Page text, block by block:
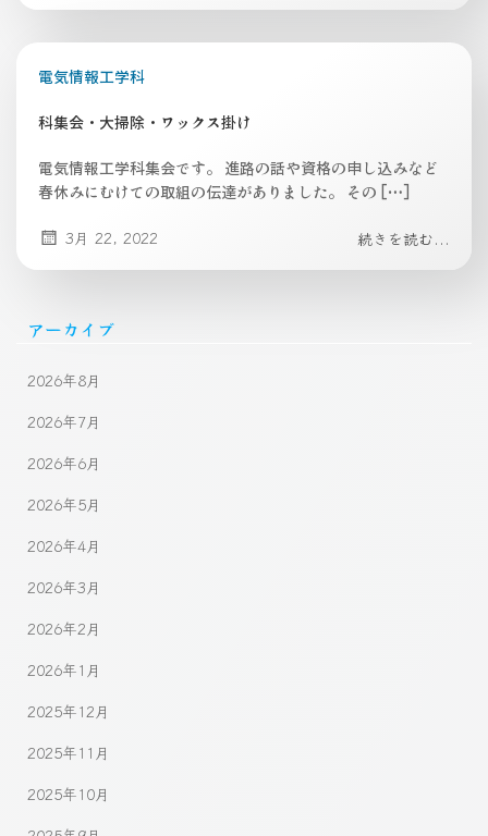
電気情報工学科
科集会・大掃除・ワックス掛け
電気情報工学科集会です。 進路の話や資格の申し込みなど
春休みにむけての取組の伝達がありました。 その […]
3月 22, 2022 続きを読む...
アーカイブ
2026年8月
2026年7月
2026年6月
2026年5月
2026年4月
2026年3月
2026年2月
2026年1月
2025年12月
2025年11月
2025年10月